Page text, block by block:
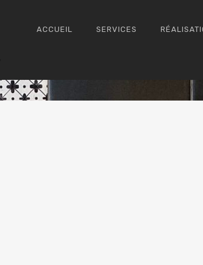
ACCUEIL SERVICES